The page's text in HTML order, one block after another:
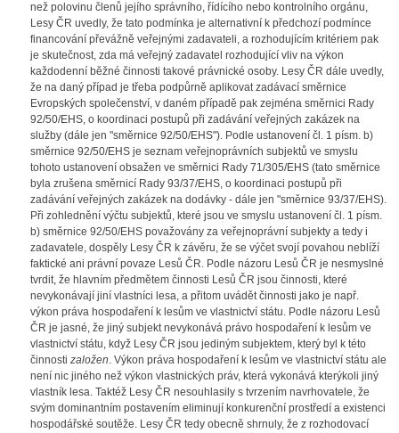
než polovinu členů jejího správního, řídícího nebo kontrolního orgánu,
Lesy ČR uvedly, že tato podmínka je alternativní k předchozí podmínce
financování převážně veřejnými zadavateli, a rozhodujícím kritériem pak
je skutečnost, zda má veřejný zadavatel rozhodující vliv na výkon
každodenní běžné činnosti takové právnické osoby. Lesy ČR dále uvedly,
že na daný případ je třeba podpůrně aplikovat zadávací směrnice
Evropských společenství, v daném případě pak zejména směrnici Rady
92/50/EHS, o koordinaci postupů při zadávání veřejných zakázek na
služby (dále jen "směrnice 92/50/EHS"). Podle ustanovení čl. 1 písm. b)
směrnice 92/50/EHS je seznam veřejnoprávních subjektů ve smyslu
tohoto ustanovení obsažen ve směrnici Rady 71/305/EHS (tato směrnice
byla zrušena směrnicí Rady 93/37/EHS, o koordinaci postupů při
zadávání veřejných zakázek na dodávky - dále jen "směrnice 93/37/EHS).
Při zohlednění výčtu subjektů, které jsou ve smyslu ustanovení čl. 1 písm.
b) směrnice 92/50/EHS považovány za veřejnoprávní subjekty a tedy i
zadavatele, dospěly Lesy ČR k závěru, že se výčet svojí povahou neblíží
faktické ani právní povaze Lesů ČR. Podle názoru Lesů ČR je nesmyslné
tvrdit, že hlavním předmětem činnosti Lesů ČR jsou činnosti, které
nevykonávají jiní vlastníci lesa, a přitom uvádět činnosti jako je např.
výkon práva hospodaření k lesům ve vlastnictví státu. Podle názoru Lesů
ČR je jasné, že jiný subjekt nevykonává právo hospodaření k lesům ve
vlastnictví státu, když Lesy ČR jsou jediným subjektem, který byl k této
činnosti založen. Výkon práva hospodaření k lesům ve vlastnictví státu ale
není nic jiného než výkon vlastnických práv, která vykonává kterýkoli jiný
vlastník lesa. Taktéž Lesy ČR nesouhlasily s tvrzením navrhovatele, že
svým dominantním postavením eliminují konkurenční prostředí a existenci
hospodářské soutěže. Lesy ČR tedy obecně shrnuly, že z rozhodovací